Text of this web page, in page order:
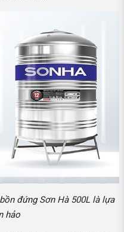
đứng Sơn Hà 500L là lựa
hảo